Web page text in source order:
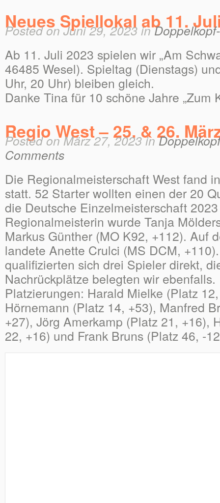
Neues Spiellokal ab 11.
Posted on Juni 29, 2023 in
Ab 11. Juli 2023 spielen wir „Am
46485 Wesel). Spieltag (Dienstags)
Uhr, 20 Uhr) bleiben gleich.
Danke Tina für 10 schöne Jahre „Zum
Regio West – 25. & 26.
Posted on März 27, 2023 in
Comments
Die Regionalmeisterschaft West fand
statt. 52 Starter wollten einen der 20
die Deutsche Einzelmeisterschaft
Regionalmeisterin wurde Tanja
Markus Günther (MO K92, +112). Auf
landete Anette Crulci (MS DCM,
qualifizierten sich drei Spieler direkt,
Nachrückplätze belegten wir ebenfalls.
Platzierungen: Harald Mielke (Platz
Hörnemann (Platz 14, +53), Manfred
+27), Jörg Amerkamp (Platz 21, +16),
22, +16) und Frank Bruns (Platz 46, -